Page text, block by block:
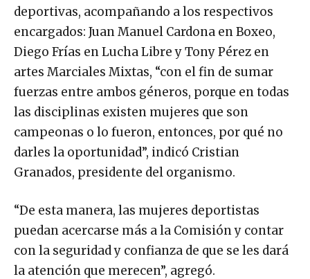
deportivas, acompañando a los respectivos
encargados: Juan Manuel Cardona en Boxeo,
Diego Frías en Lucha Libre y Tony Pérez en
artes Marciales Mixtas, “con el fin de sumar
fuerzas entre ambos géneros, porque en todas
las disciplinas existen mujeres que son
campeonas o lo fueron, entonces, por qué no
darles la oportunidad”, indicó Cristian
Granados, presidente del organismo.
“De esta manera, las mujeres deportistas
puedan acercarse más a la Comisión y contar
con la seguridad y confianza de que se les dará
la atención que merecen”, agregó.